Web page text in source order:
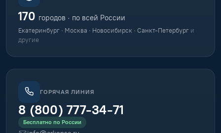
170 городов · по всей России
Екатеринбург · Москва · Новосибирск · Санкт-Петербург и
другие
ГОРЯЧАЯ ЛИНИЯ
8 (800) 777-34-71
Бесплатно по России